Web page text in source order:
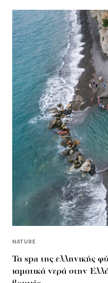
NATURE
Τα spa της ελληνικής
ιαματικά νερά στην